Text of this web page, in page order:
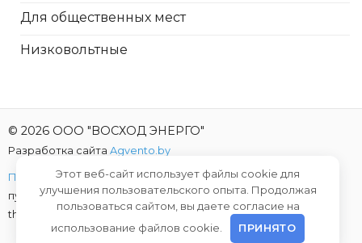
Для общественных мест
Низковольтные
© 2026 ООО "ВОСХОД ЭНЕРГО"
Разработка сайта Agvento.by
Политика конфиденциальности| Предложение не является
публичной офертой |This site is protected by reCAPTCHA and
the Google
Terms of Serviceapply.
Этот веб-сайт использует файлы cookie для
улучшения пользовательского опыта. Продолжая
пользоваться сайтом, вы даете согласие на
использование файлов cookie.
ПРИНЯТО